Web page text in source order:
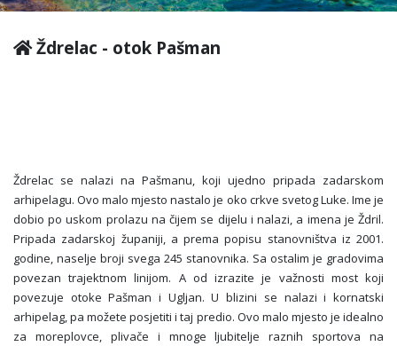
Ždrelac - otok Pašman
Ždrelac se nalazi na Pašmanu, koji ujedno pripada zadarskom
arhipelagu. Ovo malo mjesto nastalo je oko crkve svetog Luke. Ime je
dobio po uskom prolazu na čijem se dijelu i nalazi, a imena je Ždril.
Pripada zadarskoj županiji, a prema popisu stanovništva iz 2001.
godine, naselje broji svega 245 stanovnika. Sa ostalim je gradovima
povezan trajektnom linijom. A od izrazite je važnosti most koji
povezuje otoke Pašman i Ugljan. U blizini se nalazi i kornatski
arhipelag, pa možete posjetiti i taj predio. Ovo malo mjesto je idealno
za moreplovce, plivače i mnoge ljubitelje raznih sportova na